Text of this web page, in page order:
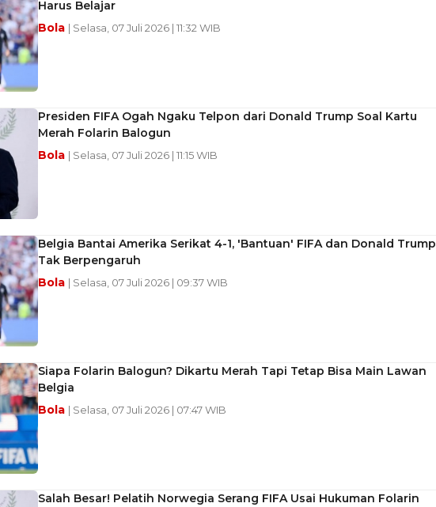
Harus Belajar
Bola | Selasa, 07 Juli 2026 | 11:32 WIB
Presiden FIFA Ogah Ngaku Telpon dari Donald Trump Soal Kartu
Merah Folarin Balogun
Bola | Selasa, 07 Juli 2026 | 11:15 WIB
Belgia Bantai Amerika Serikat 4-1, 'Bantuan' FIFA dan Donald Trump
Tak Berpengaruh
Bola | Selasa, 07 Juli 2026 | 09:37 WIB
Siapa Folarin Balogun? Dikartu Merah Tapi Tetap Bisa Main Lawan
Belgia
Bola | Selasa, 07 Juli 2026 | 07:47 WIB
Salah Besar! Pelatih Norwegia Serang FIFA Usai Hukuman Folarin